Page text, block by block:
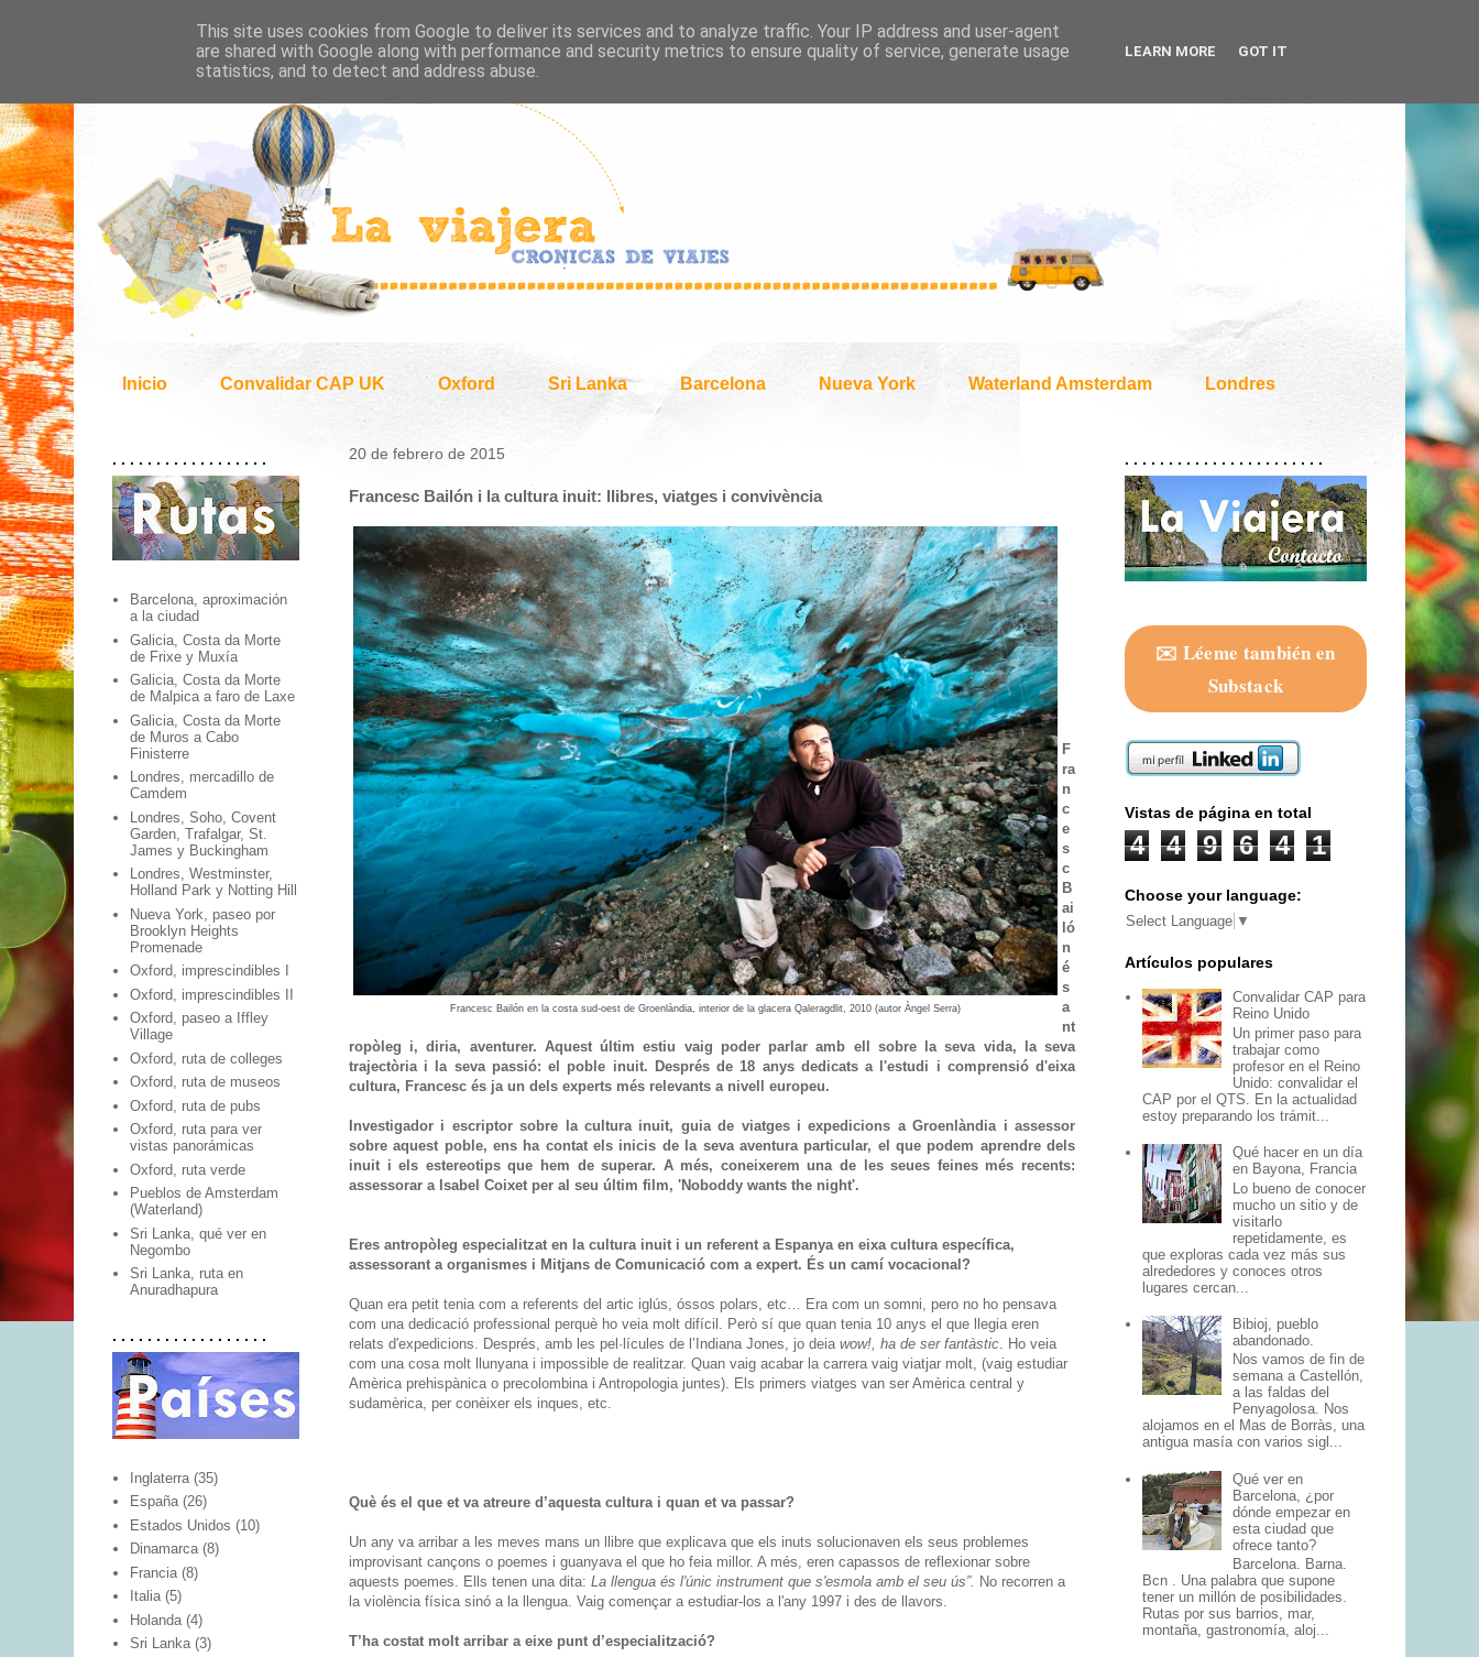
Inicio Convalidar CAP UK Oxford Sri Lanka Barcelona Nueva York Waterland Amsterdam Londres
20 de febrero de 2015
Francesc Bailón i la cultura inuit: llibres, viatges i convivència
Francesc Bailón en la costa sud-oest de Groenlàndia, interior de la glacera Qaleragdlit, 2010 (autor Àngel Serra)
F
ra
n
c
e
s
c
B
ai
ló
n
é
s
a
nt
ropòleg i, diria, aventurer. Aquest últim estiu vaig poder parlar amb ell sobre la seva vida, la seva
trajectòria i la seva passió: el poble inuit. Després de 18 anys dedicats a l'estudi i comprensió d'eixa
cultura, Francesc és ja un dels experts més relevants a nivell europeu.
Investigador i escriptor sobre la cultura inuit, guia de viatges i expedicions a Groenlàndia i assessor
sobre aquest poble, ens ha contat els inicis de la seva aventura particular, el que podem aprendre dels
inuit i els estereotips que hem de superar. A més, coneixerem una de les seues feines més recents:
assessorar a Isabel Coixet per al seu últim film, 'Noboddy wants the night'.
Eres antropòleg especialitzat en la cultura inuit i un referent a Espanya en eixa cultura específica,
assessorant a organismes i Mitjans de Comunicació com a expert. És un camí vocacional?
Quan era petit tenia com a referents del artic iglús, óssos polars, etc… Era com un somni, pero no ho pensava
com una dedicació professional perquè ho veia molt difícil. Però sí que quan tenia 10 anys el que llegia eren
relats d'expedicions. Després, amb les pel·lícules de l’Indiana Jones, jo deia wow!, ha de ser fantàstic. Ho veia
com una cosa molt llunyana i impossible de realitzar. Quan vaig acabar la carrera vaig viatjar molt, (vaig estudiar
Amèrica prehispànica o precolombina i Antropologia juntes). Els primers viatges van ser Amèrica central y
sudamèrica, per conèixer els inques, etc.
Què és el que et va atreure d’aquesta cultura i quan et va passar?
Un any va arribar a les meves mans un llibre que explicava que els inuts solucionaven els seus problemes
improvisant cançons o poemes i guanyava el que ho feia millor. A més, eren capassos de reflexionar sobre
aquests poemes. Ells tenen una dita: La llengua és l'únic instrument que s'esmola amb el seu ús”. No recorren a
la violència física sinó a la llengua. Vaig començar a estudiar-los a l'any 1997 i des de llavors.
T’ha costat molt arribar a eixe punt d’especialització?
. . . . . . . . . . . . . . . . . .
Barcelona, aproximación
a la ciudad
Galicia, Costa da Morte
de Frixe y Muxía
Galicia, Costa da Morte
de Malpica a faro de Laxe
Galicia, Costa da Morte
de Muros a Cabo
Finisterre
Londres, mercadillo de
Camdem
Londres, Soho, Covent
Garden, Trafalgar, St.
James y Buckingham
Londres, Westminster,
Holland Park y Notting Hill
Nueva York, paseo por
Brooklyn Heights
Promenade
Oxford, imprescindibles I
Oxford, imprescindibles II
Oxford, paseo a Iffley
Village
Oxford, ruta de colleges
Oxford, ruta de museos
Oxford, ruta de pubs
Oxford, ruta para ver
vistas panorámicas
Oxford, ruta verde
Pueblos de Amsterdam
(Waterland)
Sri Lanka, qué ver en
Negombo
Sri Lanka, ruta en
Anuradhapura
. . . . . . . . . . . . . . . . . .
Inglaterra (35)
España (26)
Estados Unidos (10)
Dinamarca (8)
Francia (8)
Italia (5)
Holanda (4)
Sri Lanka (3)
. . . . . . . . . . . . . . . . . . . . . . .
✉️ Léeme también en
Substack
Vistas de página en total
4 4 9 6 4 1
Choose your language:
Select Language ▼
Artículos populares
Convalidar CAP para
Reino Unido
Un primer paso para
trabajar como
profesor en el Reino
Unido: convalidar el
CAP por el QTS. En la actualidad
estoy preparando los trámit...
Qué hacer en un día
en Bayona, Francia
Lo bueno de conocer
mucho un sitio y de
visitarlo
repetidamente, es
que exploras cada vez más sus
alrededores y conoces otros
lugares cercan...
Bibioj, pueblo
abandonado.
Nos vamos de fin de
semana a Castellón,
a las faldas del
Penyagolosa. Nos
alojamos en el Mas de Borràs, una
antigua masía con varios sigl...
Qué ver en
Barcelona, ¿por
dónde empezar en
esta ciudad que
ofrece tanto?
Barcelona. Barna.
Bcn . Una palabra que supone
tener un millón de posibilidades.
Rutas por sus barrios, mar,
montaña, gastronomía, aloj...
This site uses cookies from Google to deliver its services and to analyze traffic. Your IP address and user-agent
are shared with Google along with performance and security metrics to ensure quality of service, generate usage
statistics, and to detect and address abuse.
LEARN MORE GOT IT